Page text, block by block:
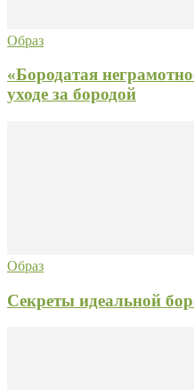
Образ
«Бородатая
уходе за бородой
Образ
Секреты идеальной